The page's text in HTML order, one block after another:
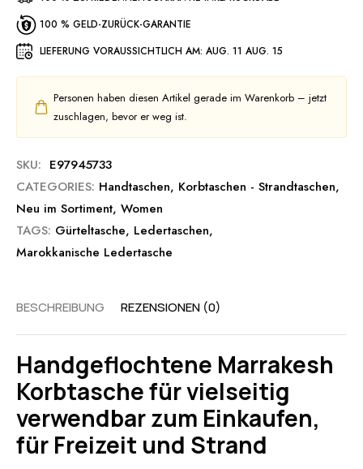
100 % GELD-ZURÜCK-GARANTIE
LIEFERUNG VORAUSSICHTLICH AM: AUG. 11 AUG. 15
Personen haben diesen Artikel gerade im Warenkorb – jetzt
zuschlagen, bevor er weg ist.
SKU: E97945733
CATEGORIES: Handtaschen, Korbtaschen - Strandtaschen,
Neu im Sortiment, Women
TAGS: Gürteltasche, Ledertaschen,
Marokkanische Ledertasche
BESCHREIBUNG REZENSIONEN (0)
Handgeflochtene Marrakesh
Korbtasche für vielseitig
verwendbar zum Einkaufen,
für Freizeit und Strand